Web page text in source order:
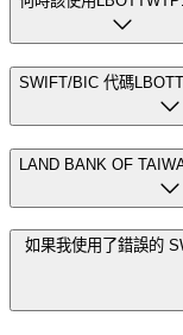
SWIFT/BIC 代碼
LAND BANK OF
如果我使用了錯誤的